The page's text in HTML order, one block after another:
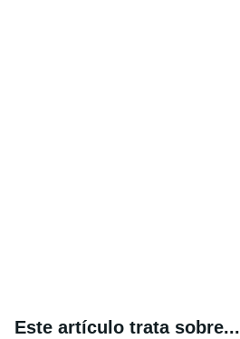
Este artículo trata sobre...